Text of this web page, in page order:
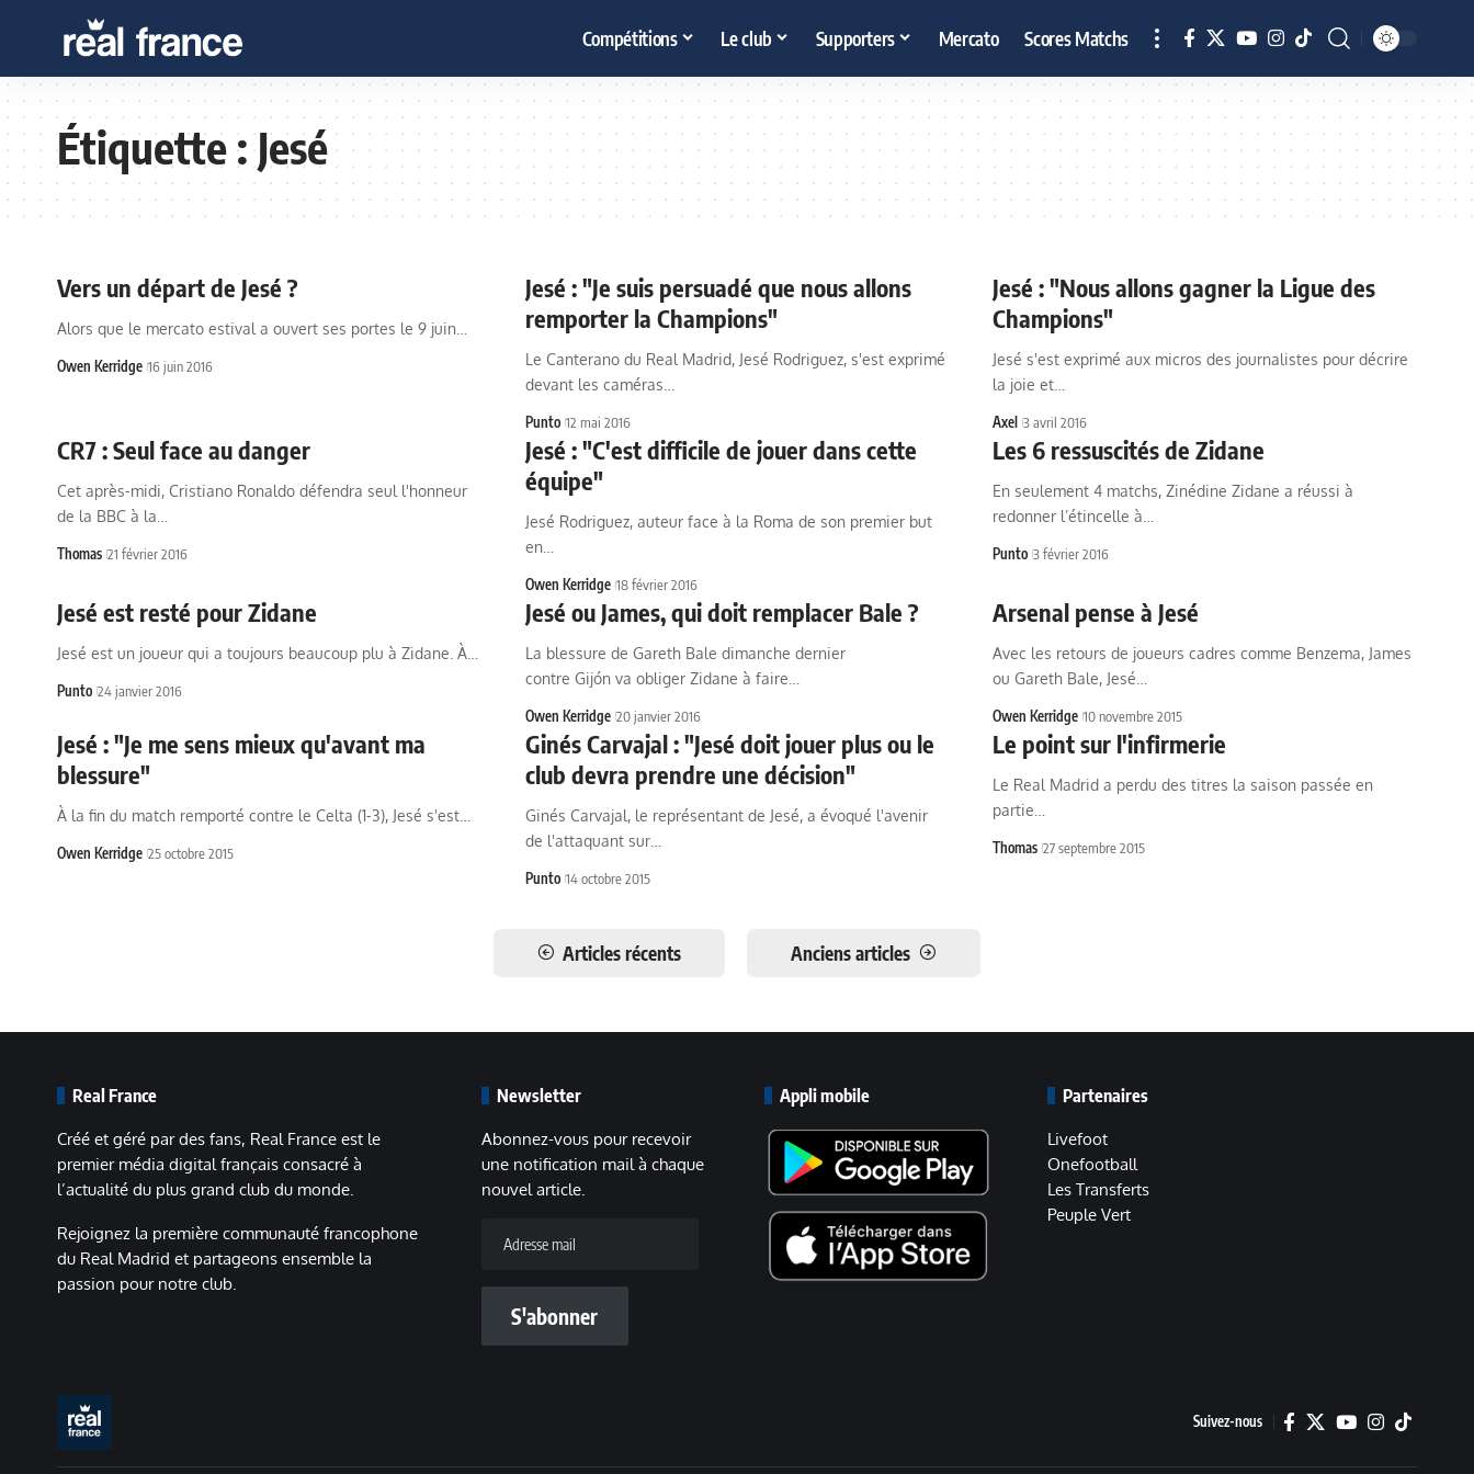
Compétitions Le club Supporters Mercato Scores Matchs
Étiquette :Jesé
Vers un départ de Jesé ?
Alors que le mercato estival a ouvert ses portes le 9 juin…
Owen Kerridge 16 juin 2016
Jesé : "Je suis persuadé que nous allons
remporter la Champions"
Le Canterano du Real Madrid, Jesé Rodriguez, s'est exprimé
devant les caméras…
Punto 12 mai 2016
Jesé : "Nous allons gagner la Ligue des
Champions"
Jesé s'est exprimé aux micros des journalistes pour décrire
la joie et…
Axel 3 avril 2016
CR7 : Seul face au danger
Cet après-midi, Cristiano Ronaldo défendra seul l'honneur
de la BBC à la…
Thomas 21 février 2016
Jesé : "C'est difficile de jouer dans cette
équipe"
Jesé Rodriguez, auteur face à la Roma de son premier but
en…
Owen Kerridge 18 février 2016
Les 6 ressuscités de Zidane
En seulement 4 matchs, Zinédine Zidane a réussi à
redonner l’étincelle à…
Punto 3 février 2016
Jesé est resté pour Zidane
Jesé est un joueur qui a toujours beaucoup plu à Zidane. À…
Punto 24 janvier 2016
Jesé ou James, qui doit remplacer Bale ?
La blessure de Gareth Bale dimanche dernier
contre Gijón va obliger Zidane à faire…
Owen Kerridge 20 janvier 2016
Arsenal pense à Jesé
Avec les retours de joueurs cadres comme Benzema, James
ou Gareth Bale, Jesé…
Owen Kerridge 10 novembre 2015
Jesé : "Je me sens mieux qu'avant ma
blessure"
À la fin du match remporté contre le Celta (1-3), Jesé s'est…
Owen Kerridge 25 octobre 2015
Ginés Carvajal : "Jesé doit jouer plus ou le
club devra prendre une décision"
Ginés Carvajal, le représentant de Jesé, a évoqué l'avenir
de l'attaquant sur…
Punto 14 octobre 2015
Le point sur l'infirmerie
Le Real Madrid a perdu des titres la saison passée en
partie…
Thomas 27 septembre 2015
Articles récents Anciens articles
Real France
Créé et géré par des fans, Real France est le
premier média digital français consacré à
l’actualité du plus grand club du monde.
Rejoignez la première communauté francophone
du Real Madrid et partageons ensemble la
passion pour notre club.
Newsletter
Abonnez-vous pour recevoir
une notification mail à chaque
nouvel article.
mail
S'abonner
Appli mobile Partenaires
Livefoot
Onefootball
Les Transferts
Peuple Vert
Suivez-nous